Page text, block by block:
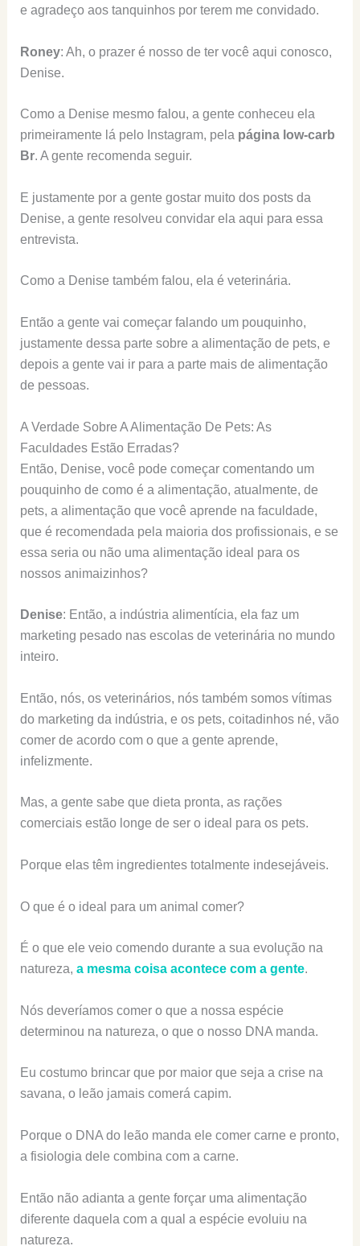
e agradeço aos tanquinhos por terem me convidado.
Roney: Ah, o prazer é nosso de ter você aqui conosco,
Denise.
Como a Denise mesmo falou, a gente conheceu ela
primeiramente lá pelo Instagram, pela página low-carb
Br. A gente recomenda seguir.
E justamente por a gente gostar muito dos posts da
Denise, a gente resolveu convidar ela aqui para essa
entrevista.
Como a Denise também falou, ela é veterinária.
Então a gente vai começar falando um pouquinho,
justamente dessa parte sobre a alimentação de pets, e
depois a gente vai ir para a parte mais de alimentação
de pessoas.
A Verdade Sobre A Alimentação De Pets: As
Faculdades Estão Erradas?
Então, Denise, você pode começar comentando um
pouquinho de como é a alimentação, atualmente, de
pets, a alimentação que você aprende na faculdade,
que é recomendada pela maioria dos profissionais, e se
essa seria ou não uma alimentação ideal para os
nossos animaizinhos?
Denise: Então, a indústria alimentícia, ela faz um
marketing pesado nas escolas de veterinária no mundo
inteiro.
Então, nós, os veterinários, nós também somos vítimas
do marketing da indústria, e os pets, coitadinhos né, vão
comer de acordo com o que a gente aprende,
infelizmente.
Mas, a gente sabe que dieta pronta, as rações
comerciais estão longe de ser o ideal para os pets.
Porque elas têm ingredientes totalmente indesejáveis.
O que é o ideal para um animal comer?
É o que ele veio comendo durante a sua evolução na
natureza, a mesma coisa acontece com a gente.
Nós deveríamos comer o que a nossa espécie
determinou na natureza, o que o nosso DNA manda.
Eu costumo brincar que por maior que seja a crise na
savana, o leão jamais comerá capim.
Porque o DNA do leão manda ele comer carne e pronto,
a fisiologia dele combina com a carne.
Então não adianta a gente forçar uma alimentação
diferente daquela com a qual a espécie evoluiu na
natureza.